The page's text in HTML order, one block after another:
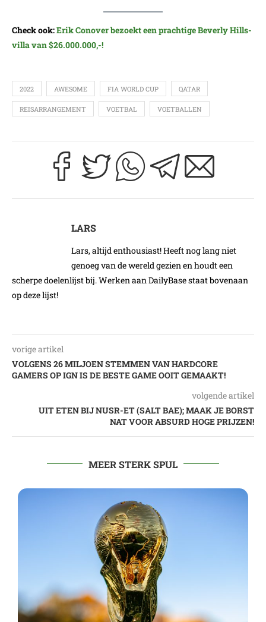
Check ook:Erik Conover bezoekt een prachtige Beverly Hills-
villa van $26.000.000,-!
2022 AWESOME FIA WORLD CUP QATAR
REISARRANGEMENT VOETBAL VOETBALLEN
LARS
Lars, altijd enthousiast! Heeft nog lang niet
genoeg van de wereld gezien en houdt een
scherpe doelenlijst bij. Werken aan DailyBase staat bovenaan
op deze lijst!
vorige artikel
VOLGENS 26 MILJOEN STEMMEN VAN HARDCORE
GAMERS OP IGN IS DE BESTE GAME OOIT GEMAAKT!
volgende artikel
UIT ETEN BIJ NUSR-ET (SALT BAE); MAAK JE BORST
NAT VOOR ABSURD HOGE PRIJZEN!
MEER STERK SPUL